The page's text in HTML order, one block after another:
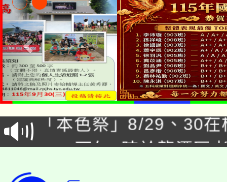
公告本校115學年度第
代理(課)教師甄選結果
告(尚有缺額)
「本色祭」8/29、30在
場熱烈登場!
8/21下午1時於龍潭區